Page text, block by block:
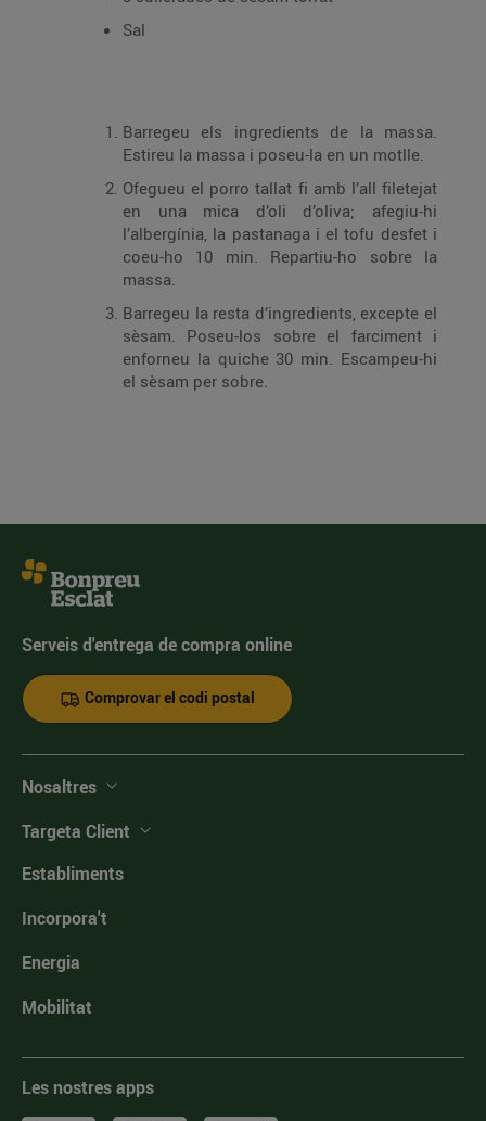
Sal
Barregeu els ingredients de la massa.
Estireu la massa i poseu-la en un motlle.
Ofegueu el porro tallat fi amb l’all filetejat
en una mica d’oli d’oliva; afegiu-hi
l’albergínia, la pastanaga i el tofu desfet i
coeu-ho 10 min. Repartiu-ho sobre la
massa.
Barregeu la resta d’ingredients, excepte el
sèsam. Poseu-los sobre el farciment i
enforneu la quiche 30 min. Escampeu-hi
el sèsam per sobre.
Serveis d'entrega de compra online
Comprovar el codi postal
Nosaltres
Targeta Client
Establiments
Incorpora't
Energia
Mobilitat
Les nostres apps